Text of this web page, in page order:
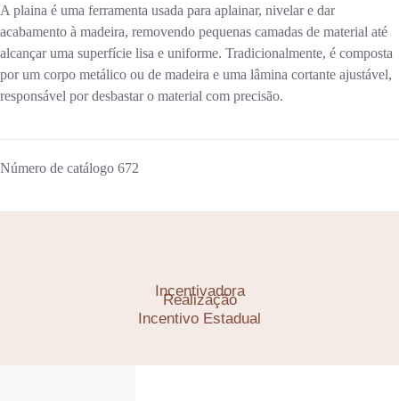
A plaina é uma ferramenta usada para aplainar, nivelar e dar
acabamento à madeira, removendo pequenas camadas de material até
alcançar uma superfície lisa e uniforme. Tradicionalmente, é composta
por um corpo metálico ou de madeira e uma lâmina cortante ajustável,
responsável por desbastar o material com precisão.
Número de catálogo 672
Realização
Incentivadora
Incentivo Estadual